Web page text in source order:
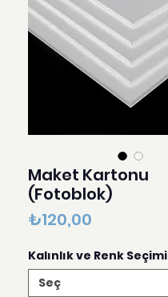
Maket Kartonu
(Fotoblok)
₺120,00
Kalınlık ve Renk Seçimi